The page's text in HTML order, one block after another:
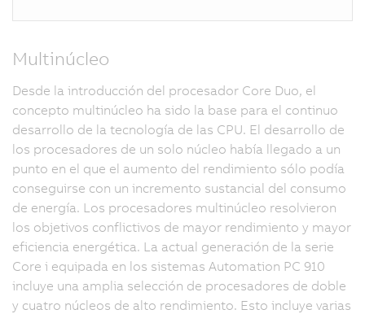
Multinúcleo
Desde la introducción del procesador Core Duo, el
concepto multinúcleo ha sido la base para el continuo
desarrollo de la tecnología de las CPU. El desarrollo de
los procesadores de un solo núcleo había llegado a un
punto en el que el aumento del rendimiento sólo podía
conseguirse con un incremento sustancial del consumo
de energía. Los procesadores multinúcleo resolvieron
los objetivos conflictivos de mayor rendimiento y mayor
eficiencia energética. La actual generación de la serie
Core i equipada en los sistemas Automation PC 910
incluye una amplia selección de procesadores de doble
y cuatro núcleos de alto rendimiento. Esto incluye varias